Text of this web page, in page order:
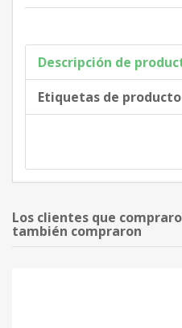
Descripción de
Etiquetas de producto
Los clientes que
también compraron